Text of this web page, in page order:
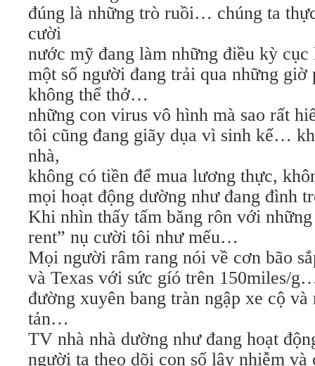
đúng là những trò ruồi… chúng ta
cười
nước mỹ đang làm những điều kỳ
một số người đang trải qua những
không thể thở…
những con virus vô hình mà sao rất
tôi cũng đang giãy dụa vì sinh kế…
nhà,
không có tiền để mua lương thực,
mọi hoạt động dường như đang đình
Khi nhìn thấy tấm băng rôn với
rent” nụ cười tôi như mếu…
Mọi người râm rang nói về cơn bão
và Texas với sức gíó trên 150miles/
đường xuyên bang tràn ngập xe cộ
tản…
TV nhà nhà dường như đang hoạt
người ta theo dõi con số lây nhiễm